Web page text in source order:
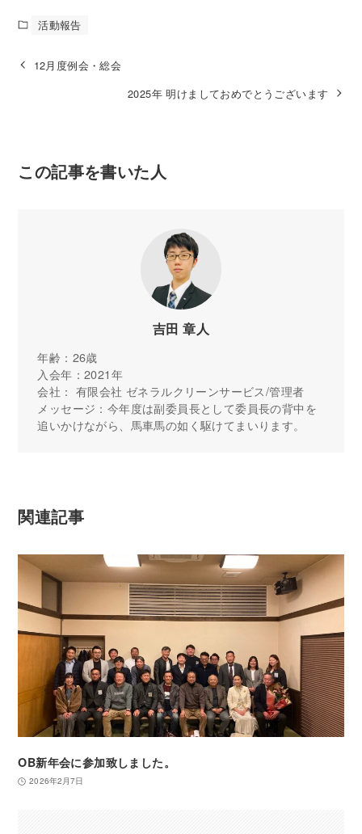
活動報告
12月度例会・総会
2025年 明けましておめでとうございます
この記事を書いた人
吉田 章人
年齢：26歳
入会年：2021年
会社： 有限会社 ゼネラルクリーンサービス/管理者
メッセージ：今年度は副委員長として委員長の背中を
追いかけながら、馬車馬の如く駆けてまいります。
関連記事
OB新年会に参加致しました。
2026年2月7日